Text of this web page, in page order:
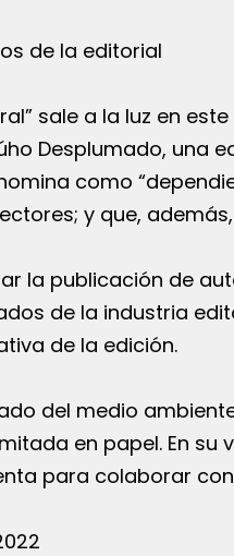
de la editorial
sale a la luz en
Desplumado, una
como
y que,
la publicación de
de la industria
de la edición.
del medio
en papel. En su
para colaborar